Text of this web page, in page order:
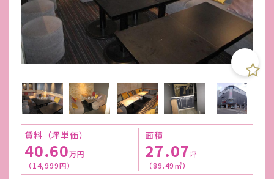
賃料（坪単価）
40.60万円
（14,999円）
面積
27.07坪
（89.49㎡）